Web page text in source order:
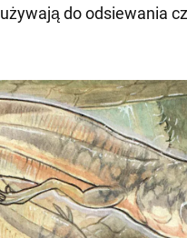
do odsiewania